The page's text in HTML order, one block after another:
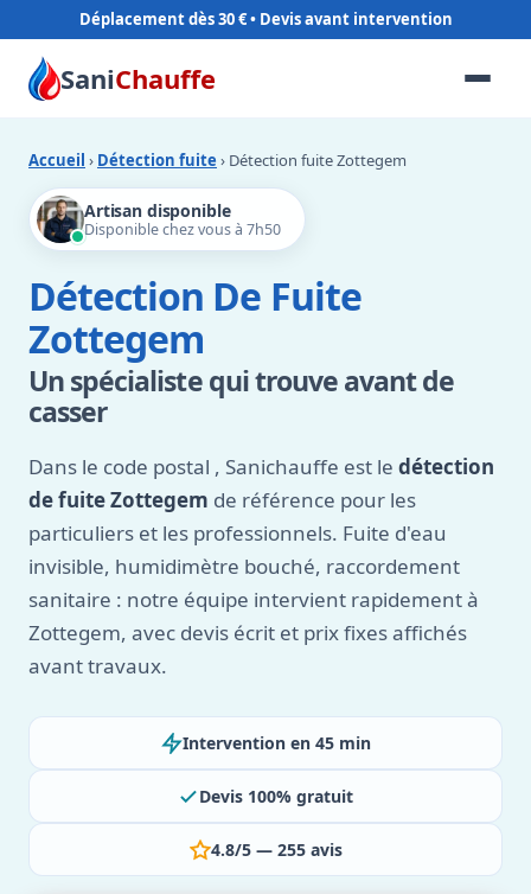
Déplacement dès 30 €
SaniChauffe
Accueil › Détection fuite › Détection fuite Zottegem
Artisan disponible
Disponible chez vous à 7h50
Détection De Fuite
Zottegem
Un spécialiste qui trouve avant de
casser
Dans le code postal , Sanichauffe est le détection
de fuite Zottegem de référence pour les
particuliers et les professionnels. Fuite d'eau
invisible, humidimètre bouché, raccordement
sanitaire : notre équipe intervient rapidement à
Zottegem, avec devis écrit et prix fixes affichés
avant travaux.
Intervention en 45 min
Devis 100% gratuit
4.8/5 — 255 avis